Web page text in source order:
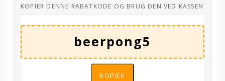
KOPIER DENNE RABATKODE OG BRUG DEN VED KASSEN
KOPIER